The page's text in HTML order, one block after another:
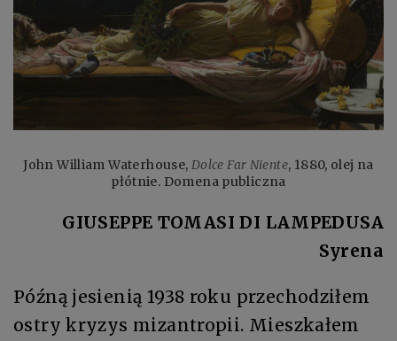
John William Waterhouse, Dolce Far Niente, 1880, olej na
płótnie. Domena publiczna
GIUSEPPE TOMASI DI LAMPEDUSA
Syrena
Późną jesienią 1938 roku przechodziłem
ostry kryzys mizantropii. Mieszkałem